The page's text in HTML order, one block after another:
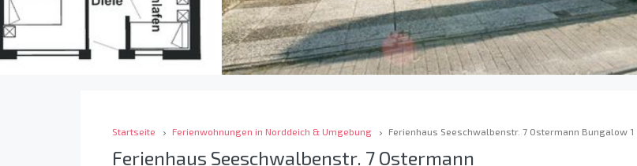
Startseite Ferienwohnungen in Norddeich & Umgebung Ferienhaus Seeschwalbenstr. 7 Ostermann Bungalow 1
Ferienhaus Seeschwalbenstr. 7 Ostermann